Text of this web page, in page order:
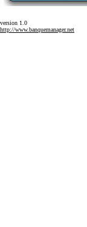
version 1.0
http://www.banquemanager.net